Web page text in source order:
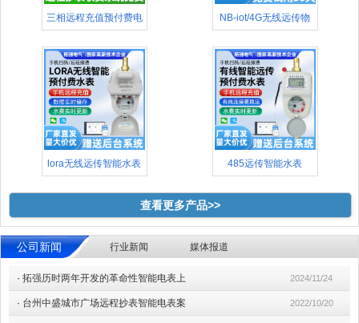
三相远程充值预付费电 NB-iot/4G无线远传物
lora无线远传智能水表 485远传智能水表
查看更多产品>>
公司新闻 行业新闻 媒体报道
· 拓强历时两年开发的革命性智能电表上 2024/11/24
· 台州中盛城市广场远程抄表智能电表案 2022/10/20